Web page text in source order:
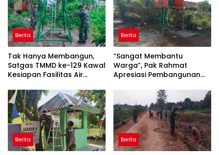
Berita
Tak Hanya Membangun,
Satgas TMMD ke-129 Kawal
Kesiapan Fasilitas Air
Berita
“Sangat Membantu
Warga”, Pak Rahmat
Apresiasi Pembangunan
Berita Berita